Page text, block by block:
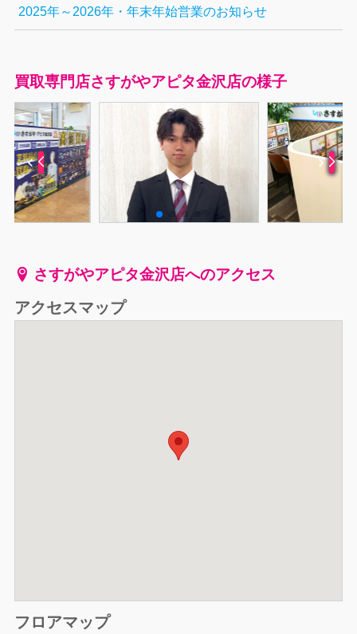
2025年～2026年・年末年始営業のお知らせ
買取専門店さすがやアピタ金沢店の様子
さすがやアピタ金沢店へのアクセス
アクセスマップ
フロアマップ